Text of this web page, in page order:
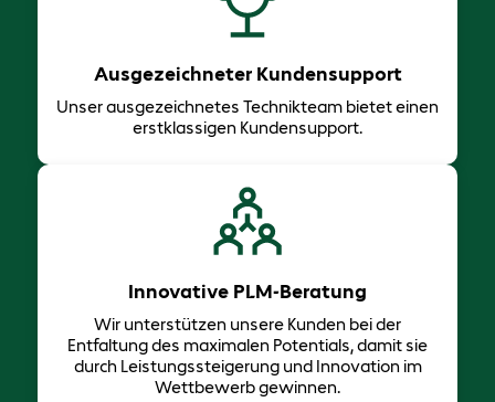
Ausgezeichneter Kundensupport
Unser ausgezeichnetes Technikteam bietet einen
erstklassigen Kundensupport.
Innovative PLM-Beratung
Wir unterstützen unsere Kunden bei der
Entfaltung des maximalen Potentials, damit sie
durch Leistungssteigerung und Innovation im
Wettbewerb gewinnen.